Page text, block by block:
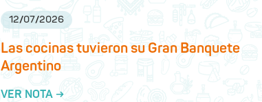
12/07/2026
Las cocinas tuvieron su Gran Banquete
Argentino
VER NOTA →